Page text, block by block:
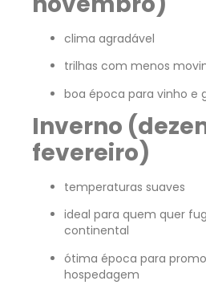
clima agradável
trilhas com menos
boa época para vinho e
Inverno
fevereiro)
temperaturas suaves
ideal para quem quer
continental
ótima época para
hospedagem